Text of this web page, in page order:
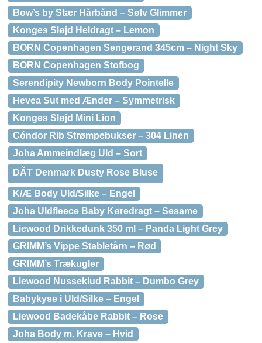
Bow’s by Stær Hårbånd – Sølv Glimmer
Konges Sløjd Heldragt – Lemon
BORN Copenhagen Sengerand 345cm – Night Sky
BORN Copenhagen Stofbog
Serendipity Newborn Body Pointelle
Hevea Sut med Ænder – Symmetrisk
Konges Sløjd Mini Lion
Cóndor Rib Strømpebukser – 304 Linen
Joha Ammeindlæg Uld – Sort
DÃT Denmark Dusty Rose Bluse
K/Æ Body Uld/Silke – Engel
Joha Uldfleece Baby Køredragt – Sesame
Liewood Drikkedunk 350 ml – Panda Light Grey
GRIMM’s Vippe Stabletårn – Rød
GRIMM’s Trækugler
Liewood Nusseklud Rabbit – Dumbo Grey
Babykyse i Uld/Silke – Engel
Liewood Badekåbe Rabbit – Rose
Joha Body m. Krave – Hvid